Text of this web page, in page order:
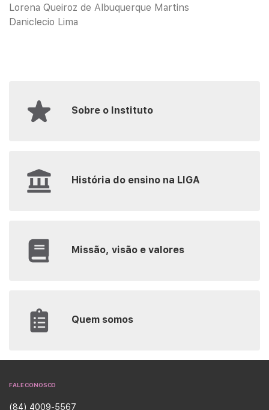
Lorena Queiroz de Albuquerque Martins
Daniclecio Lima
Sobre o Instituto
História do ensino na LIGA
Missão, visão e valores
Quem somos
FALE CONOSCO
(84) 4009-5567